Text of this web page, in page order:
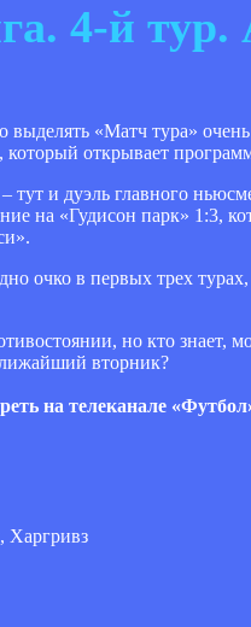
4-й тур.
«Матч тура»
открывает
тут и дуэль главного
на «Гудисон парк» 1:3,
очко в первых трех
но кто знает,
вторник?
на телеканале
Харгривз